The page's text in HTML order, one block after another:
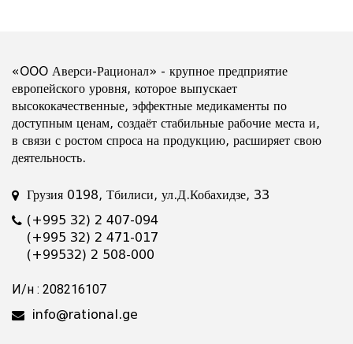
«OOO Аверси-Рационал» - крупное предприятие
европейского уровня, которое выпускает
высококачественные, эффектные медикаменты по
доступным ценам, создаёт стабильные рабочие места и,
в связи с ростом спроса на продукцию, расширяет свою
деятельность.
Грузия 0198, Тбилиси, ул.Д.Кобахидзе, 33
(+995 32) 2 407-094
(+995 32) 2 471-017
(+99532) 2 508-000
И/н : 208216107
info@rational.ge